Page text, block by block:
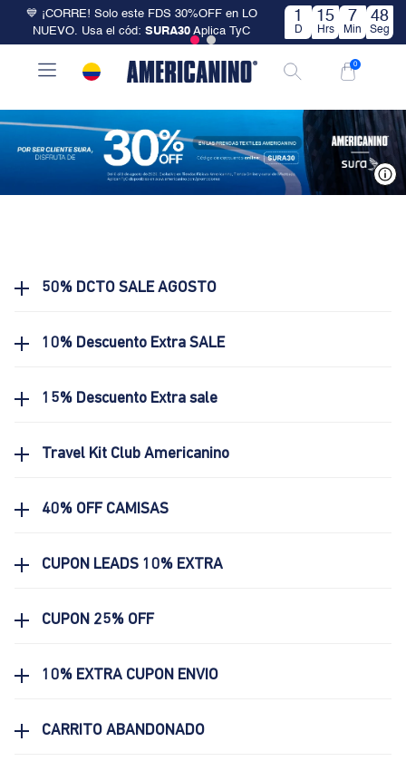
💙 ¡CORRE! Solo este FDS 30%OFF en LO
NUEVO. Usa el cód: SURA30 Aplica TyC
1
D
15
Hrs
7
Min
48
Seg
0
50% DCTO SALE AGOSTO
10% Descuento Extra SALE
15% Descuento Extra sale
Travel Kit Club Americanino
40% OFF CAMISAS
CUPON LEADS 10% EXTRA
CUPON 25% OFF
10% EXTRA CUPON ENVIO
CARRITO ABANDONADO